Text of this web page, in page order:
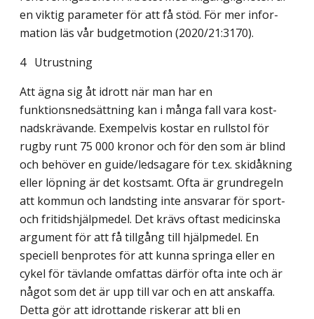
en viktig parameter för att få stöd. För mer infor­
mation läs vår budgetmotion (2020/21:3170).
4 Utrustning
Att ägna sig åt idrott när man har en
funktionsnedsättning kan i många fall vara kost­
nadskrävande. Exempelvis kostar en rullstol för
rugby runt 75 000 kronor och för den som är blind
och behöver en guide/ledsagare för t.ex. skidåkning
eller löpning är det kostsamt. Ofta är grundregeln
att kommun och landsting inte ansvarar för sport-
och fritidshjälpmedel. Det krävs oftast medicinska
argument för att få tillgång till hjälpmedel. En
speciell benprotes för att kunna springa eller en
cykel för tävlande omfattas därför ofta inte och är
något som det är upp till var och en att anskaffa.
Detta gör att idrottande riskerar att bli en